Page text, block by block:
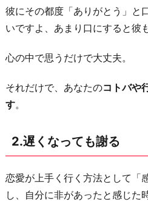
は
求
め
い
な
り
の
最
彼にその都度「ありがとう」と
いですよ、あまり口にすると彼
心の中で思うだけで大丈夫。
それだけで、あなたのコトバや
す。
2.遅くなっても謝る
恋愛が上手く行く方法として「
し、自分に非があったと感じた